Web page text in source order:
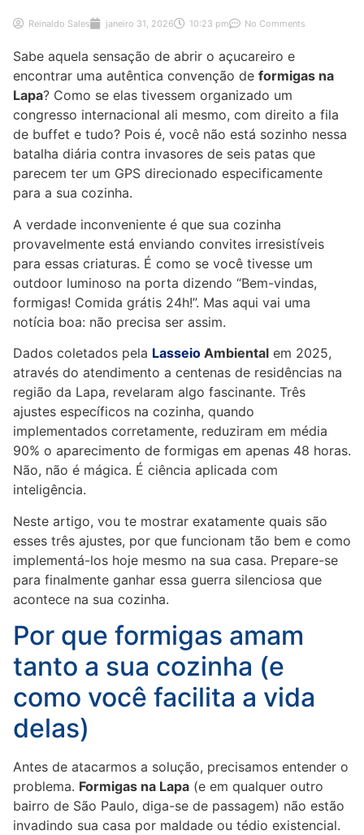
Reinaldo Sales janeiro 31, 2026 10:23 pm No Comments
Sabe aquela sensação de abrir o açucareiro e
encontrar uma autêntica convenção de formigas na
Lapa? Como se elas tivessem organizado um
congresso internacional ali mesmo, com direito a fila
de buffet e tudo? Pois é, você não está sozinho nessa
batalha diária contra invasores de seis patas que
parecem ter um GPS direcionado especificamente
para a sua cozinha.
A verdade inconveniente é que sua cozinha
provavelmente está enviando convites irresistíveis
para essas criaturas. É como se você tivesse um
outdoor luminoso na porta dizendo “Bem-vindas,
formigas! Comida grátis 24h!”. Mas aqui vai uma
notícia boa: não precisa ser assim.
Dados coletados pela Lasseio Ambiental em 2025,
através do atendimento a centenas de residências na
região da Lapa, revelaram algo fascinante. Três
ajustes específicos na cozinha, quando
implementados corretamente, reduziram em média
90% o aparecimento de formigas em apenas 48 horas.
Não, não é mágica. É ciência aplicada com
inteligência.
Neste artigo, vou te mostrar exatamente quais são
esses três ajustes, por que funcionam tão bem e como
implementá-los hoje mesmo na sua casa. Prepare-se
para finalmente ganhar essa guerra silenciosa que
acontece na sua cozinha.
Por que formigas amam
tanto a sua cozinha (e
como você facilita a vida
delas)
Antes de atacarmos a solução, precisamos entender o
problema. Formigas na Lapa (e em qualquer outro
bairro de São Paulo, diga-se de passagem) não estão
invadindo sua casa por maldade ou tédio existencial.